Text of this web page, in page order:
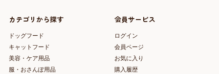
カテゴリから探す
ドッグフード
キャットフード
美容・ケア用品
服・おさんぽ用品
会員サービス
ログイン
会員ページ
お気に入り
購入履歴